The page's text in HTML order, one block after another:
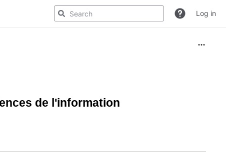
Log in
de l'information